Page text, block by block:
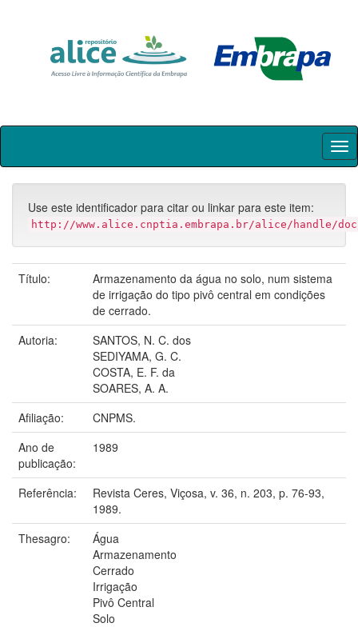
Skip
Use este identificador para citar ou linkar para este item:
http://www.alice.cnptia.embrapa.br/alice/handle/
Título:
Armazenamento da água no solo, num sistema
de irrigação do tipo pivô central em condições
de cerrado.
Autoria:
SANTOS, N. C. dos
SEDIYAMA, G. C.
COSTA, E. F. da
SOARES, A. A.
Afiliação:
CNPMS.
Ano de
publicação:
1989
Referência:
Revista Ceres, Viçosa, v. 36, n. 203, p. 76-93,
1989.
Thesagro:
Água
Armazenamento
Cerrado
Irrigação
Pivô Central
Solo